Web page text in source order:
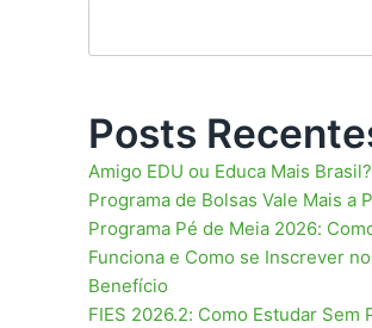
Posts
Amigo EDU ou Educa Mais
Programa de Bolsas Vale Mais a
Programa Pé de Meia 2026:
Funciona e Como se Inscrever no
Benefício
FIES 2026.2: Como Estudar Sem